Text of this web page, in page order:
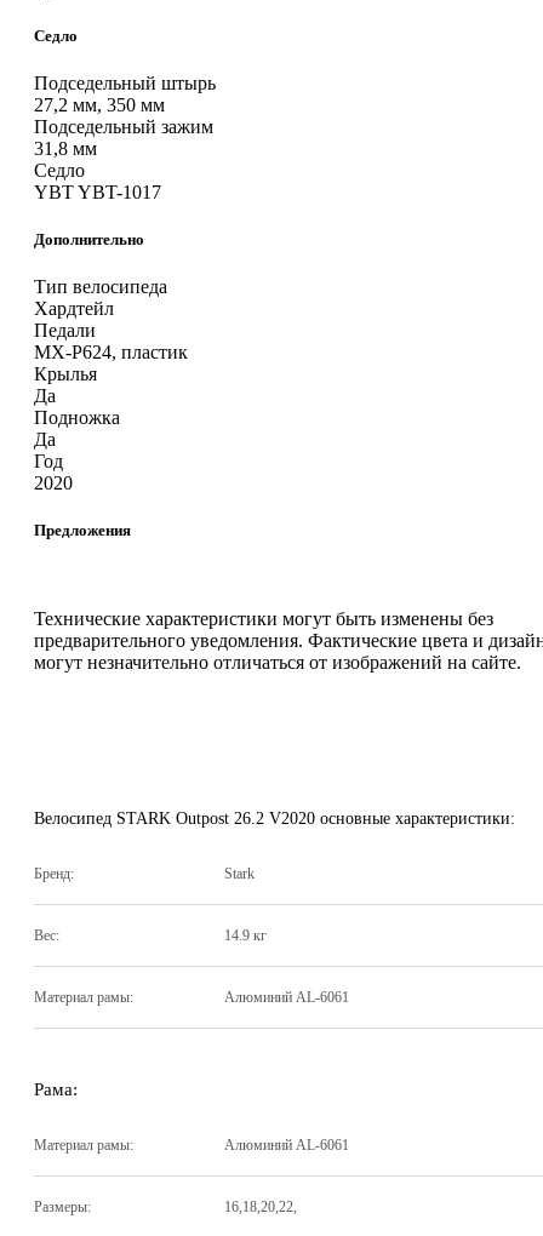
Седло
Подседельный штырь
27,2 мм, 350 мм
Подседельный зажим
31,8 мм
Седло
YBT YBT-1017
Дополнительно
Тип велосипеда
Хардтейл
Педали
MX-P624, пластик
Крылья
Да
Подножка
Да
Год
2020
Предложения
Технические характеристики могут быть изменены без
предварительного уведомления. Фактические цвета и
могут незначительно отличаться от изображений на сайте.
Велосипед STARK Outpost 26.2 V2020 основные характеристики:
Бренд: Stark
Вес: 14.9 кг
Материал рамы: Алюминий AL-6061
Рама:
Материал рамы: Алюминий AL-6061
Размеры: 16,18,20,22,